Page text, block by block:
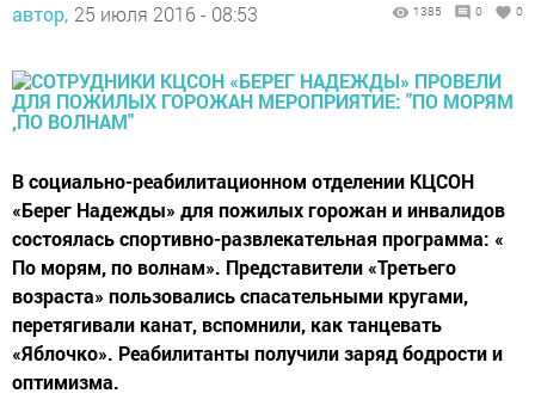
автор, 25 июля 2016 - 08:53 1385 0 0
В социально-реабилитационном отделении КЦСОН
«Берег Надежды» для пожилых горожан и инвалидов
состоялась спортивно-развлекательная программа: «
По морям, по волнам». Представители «Третьего
возраста» пользовались спасательными кругами,
перетягивали канат, вспомнили, как танцевать
«Яблочко». Реабилитанты получили заряд бодрости и
оптимизма.